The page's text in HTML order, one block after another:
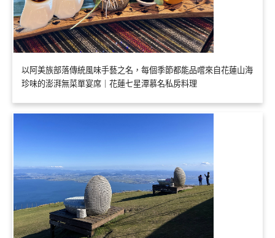
以阿美族部落傳統風味手藝之名，每個季節都能品嚐來自花蓮山海
珍味的澎湃無菜單宴席｜花蓮七星潭慕名私房料理